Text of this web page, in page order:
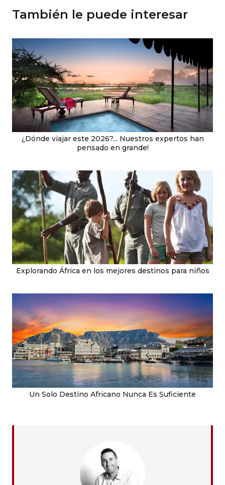
También le puede interesar
¿Dónde viajar este 2026?... Nuestros expertos han
pensado en grande!
Explorando África en los mejores destinos para niños
Un Solo Destino Africano Nunca Es Suficiente